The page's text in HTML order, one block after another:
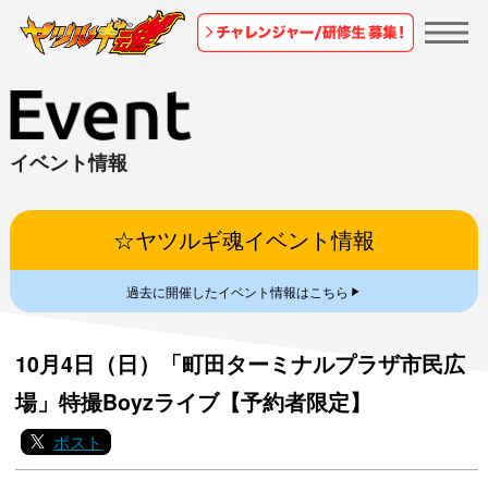
イベント情報
☆ヤツルギ魂イベント情報
過去に開催したイベント情報はこちら▼
10月4日（日）「町田ターミナルプラザ市民広
場」特撮Boyzライブ【予約者限定】
ポスト